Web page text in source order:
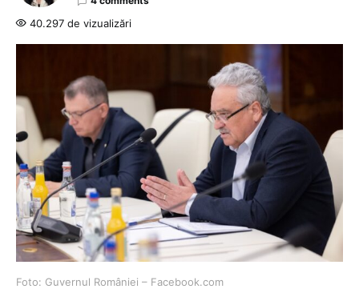
40.297 de vizualizări
Foto: Guvernul României – Facebook.com